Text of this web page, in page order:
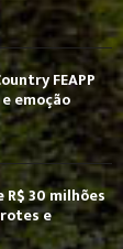
FEAPP
emoção
30 milhões
e